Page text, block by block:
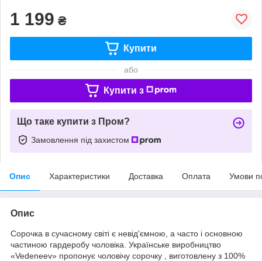
1 199 ₴
Купити
або
Купити з
Що таке купити з Пром?
Замовлення під захистом
Опис Характеристики Доставка Оплата Умови
Опис
Сорочка в сучасному світі є невід'ємною, а часто і основною
частиною гардеробу чоловіка. Українське виробництво
«Vedeneev» пропонує чоловічу сорочку , виготовлену з 100%